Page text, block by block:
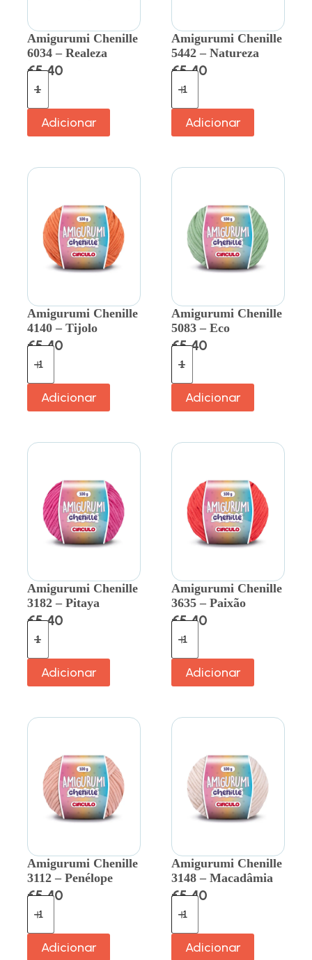
Amigurumi Chenille
6034 – Realeza
€5.40
Adicionar
Amigurumi Chenille
5442 – Natureza
€5.40
Adicionar
Amigurumi Chenille
4140 – Tijolo
€5.40
Adicionar
Amigurumi Chenille
5083 – Eco
€5.40
Adicionar
Amigurumi Chenille
3182 – Pitaya
€5.40
Adicionar
Amigurumi Chenille
3635 – Paixão
€5.40
Adicionar
Amigurumi Chenille
3112 – Penélope
€5.40
Adicionar
Amigurumi Chenille
3148 – Macadâmia
€5.40
Adicionar